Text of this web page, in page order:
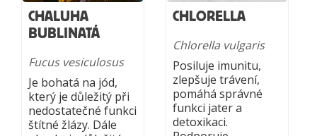
CHALUHA
BUBLINATÁ
Fucus vesiculosus
Je bohatá na jód,
který je důležitý při
nedostatečné funkci
štítné žlázy. Dále
CHLORELLA
Chlorella vulgaris
Posiluje imunitu,
zlepšuje trávení,
pomáhá správné
funkci jater a
detoxikaci.